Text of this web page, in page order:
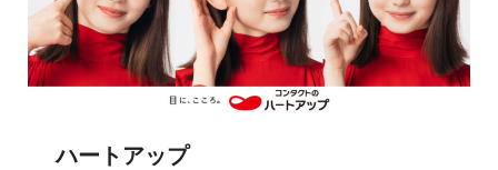
ハートアップ